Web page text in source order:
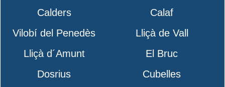
Calders
Calaf
Vilobí del Penedès
Lliçà de Vall
Lliçà d´Amunt
El Bruc
Dosrius
Cubelles